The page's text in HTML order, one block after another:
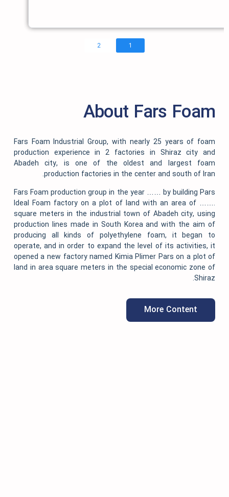
About Fars
Fars Foam Industrial Group, with nearly 25 years
production experience in 2 factories in Shiraz
Abadeh city, is one of the oldest and
production factories in the center and south
Fars Foam production group in the year …… by
Ideal Foam factory on a plot of land with an
square meters in the industrial town of Abadeh
production lines made in South Korea and with
producing all kinds of polyethylene foam, it
operate, and in order to expand the level of its
opened a new factory named Kimia Plimer Pars on
land in area square meters in the special economic
More